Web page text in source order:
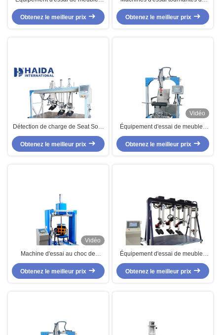
de tireur et d'essayeur de
longévité de porte
Obtenez le meilleur prix
chaise de bureau, équipement
d'essai de meubles
Obtenez le meilleur prix
Détection de charge de Seat Sofa
Durability Tester Multi Location de
l'équipement d'essai de meubles
de PLC trois
Obtenez le meilleur prix
Vidéo
Équipement d'essai de meubles
de BIFMA X5.1-2002 pour
l'équipement d'essai tournant de
chaise de bureau
Obtenez le meilleur prix
Vidéo
Machine d'essai au choc de
baisse, équipement d'essai de
meubles de deux stations
Obtenez le meilleur prix
Équipement d'essai de meubles
de machine d'essai de Sofa Seat
And Back Durability
Obtenez le meilleur prix